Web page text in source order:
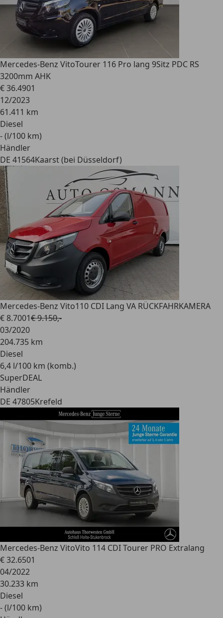
Mercedes-Benz VitoTourer 116 Pro lang 9Sitz PDC RS
3200mm AHK
€ 36.4901
12/2023
61.411 km
Diesel
- (l/100 km)
Händler
DE 41564Kaarst (bei Düsseldorf)
Mercedes-Benz Vito110 CDI Lang VA RÜCKFAHRKAMERA
€ 8.7001€ 9.150,-
03/2020
204.735 km
Diesel
6,4 l/100 km (komb.)
SuperDEAL
Händler
DE 47805Krefeld
Mercedes-Benz VitoVito 114 CDI Tourer PRO Extralang
€ 32.6501
04/2022
30.233 km
Diesel
- (l/100 km)